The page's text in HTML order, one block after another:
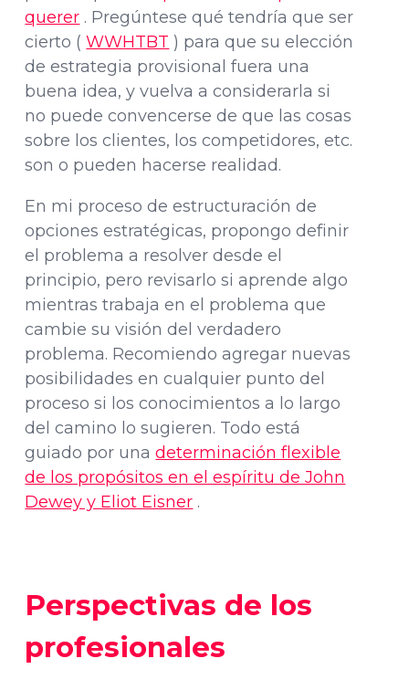
querer . Pregúntese qué tendría que ser
cierto (WWHTBT ) para que su elección
de estrategia provisional fuera una
buena idea, y vuelva a considerarla si
no puede convencerse de que las cosas
sobre los clientes, los competidores, etc.
son o pueden hacerse realidad.
En mi proceso de estructuración de
opciones estratégicas, propongo definir
el problema a resolver desde el
principio, pero revisarlo si aprende algo
mientras trabaja en el problema que
cambie su visión del verdadero
problema. Recomiendo agregar nuevas
posibilidades en cualquier punto del
proceso si los conocimientos a lo largo
del camino lo sugieren. Todo está
guiado por unadeterminación flexible
de los propósitos en el espíritu de John
Dewey y Eliot Eisner .
Perspectivas de los
profesionales